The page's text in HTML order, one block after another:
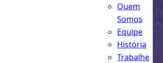
Quem
Somos
Equipe
História
Trabalhe